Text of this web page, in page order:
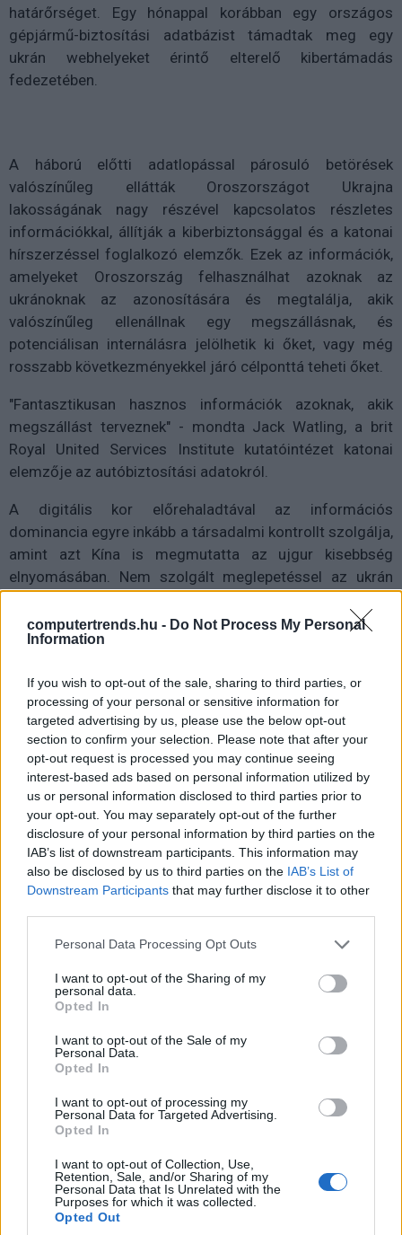
computertrends.hu - Do Not Process My Personal
Information
If you wish to opt-out of the sale, sharing to third parties, or
processing of your personal or sensitive information for
targeted advertising by us, please use the below opt-out
section to confirm your selection. Please note that after your
opt-out request is processed you may continue seeing
interest-based ads based on personal information utilized by
us or personal information disclosed to third parties prior to
your opt-out. You may separately opt-out of the further
disclosure of your personal information by third parties on the
IAB’s list of downstream participants. This information may
also be disclosed by us to third parties on the IAB’s List of
Downstream Participants that may further disclose it to other
Please note that this website/app uses one or more Google
not limited to your visit or usage behaviour. You may click to
grant or deny consent to Google and its third-party tags to
use your data for below specified purposes in below Google
consent section.
Personal Data Processing Opt Outs
I want to opt-out of the Sharing of my
personal data.
Opted In
I want to opt-out of the Sale of my
Personal Data.
Opted In
I want to opt-out of processing my
Personal Data for Targeted Advertising.
Opted In
I want to opt-out of Collection, Use,
Retention, Sale, and/or Sharing of my
Personal Data that Is Unrelated with the
Purposes for which it was collected.
Opted Out
határőrséget. Egy hónappal korábban egy országos
gépjármű-biztosítási adatbázist támadtak meg egy
ukrán webhelyeket érintő elterelő kibertámadás
fedezetében.
A háború előtti adatlopással párosuló betörések
valószínűleg ellátták Oroszországot Ukrajna
lakosságának nagy részével kapcsolatos részletes
információkkal, állítják a kiberbiztonsággal és a katonai
hírszerzéssel foglalkozó elemzők. Ezek az információk,
amelyeket Oroszország felhasználhat azoknak az
ukránoknak az azonosítására és megtalálja, akik
valószínűleg ellenállnak egy megszállásnak, és
potenciálisan internálásra jelölhetik ki őket, vagy még
rosszabb következményekkel járó célponttá teheti őket.
"Fantasztikusan hasznos információk azoknak, akik
megszállást terveznek" - mondta Jack Watling, a brit
Royal United Services Institute kutatóintézet katonai
elemzője az autóbiztosítási adatokról.
A digitális kor előrehaladtával az információs
dominancia egyre inkább a társadalmi kontrollt szolgálja,
amint azt Kína is megmutatta az ujgur kisebbség
elnyomásában. Nem szolgált meglepetéssel az ukrán
prioritása az ukrán állampolgárokról szóló információk
összegyűjtése volt.
"Az ötlet az volt, hogy megölik vagy bebörtönzik ezeket
az embereket a megszállás korai szakaszában" - állította
Victor Zhora, egy magas rangú ukrán kibervédelmi
tisztviselő. Az agresszív adatgyűjtés éppen az inváziót
megelőzően felgyorsult, az orosz hadsereget kiszolgáló
hackerek egyre gyakrabban vették célba az egyes
ukránokat - közölte Zhora ügynöksége, az Állami
Speciális Kommunikációs és Információvédelmi
Szolgálat.
Szerhij Demediuk, az ukrán Nemzetbiztonsági és
Védelmi Tanács titkárhelyettese e-mailben azt közölte,
hogy a személyes adatok továbbra is prioritást élveznek
kormányzati hálózatot próbálnak feltörni: "A
kiberhadviselés manapság valóban a forró szakaszban
van." Aligha kétséges, hogy a politikai targetálás a cél.
Ukrajna azt állítja, hogy az orosz erők megölték és
elrabolták a helyi vezetőket, ahol területet szereztek.
Demediuk nem sok konkrétumot említett, de elmondta,
hogy az orosz kibertámadások január közepén és az
invázió megindulásakor elsősorban a "kormányzati
szervek információs rendszereinek megsemmisítésére
és a kritikus infrastruktúrák kiiktatására irányultak",
amibe beletartoztak az adatlopások is. Az ukrán kormány